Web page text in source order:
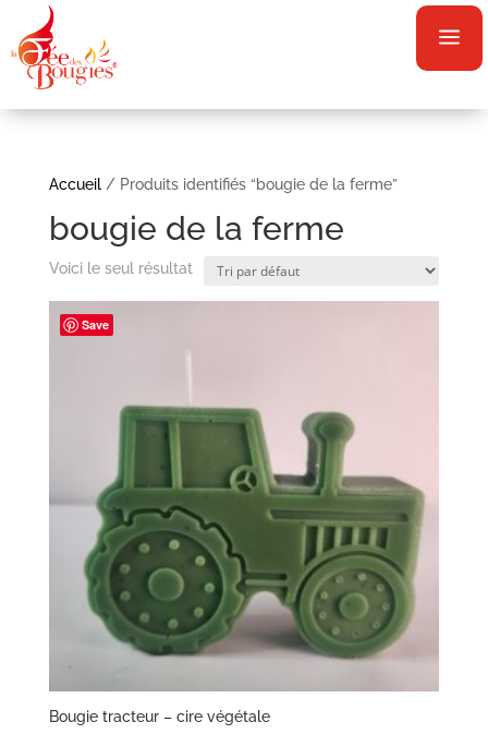
a
Accueil/ Produits identifiés “bougie de la ferme”
bougie de la ferme
Voici le seul résultat
Save
Bougie tracteur – cire végétale